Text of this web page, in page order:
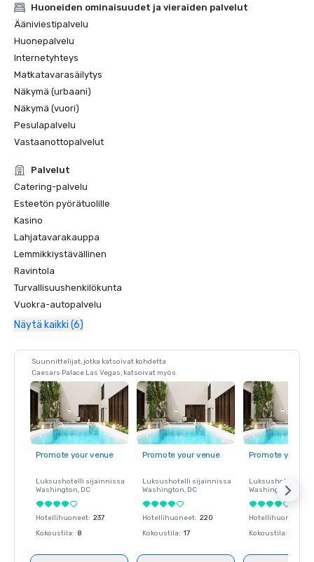
Huoneiden ominaisuudet ja vieraiden palvelut
Ääniviestipalvelu
Huonepalvelu
Internetyhteys
Matkatavarasäilytys
Näkymä (urbaani)
Näkymä (vuori)
Pesulapalvelu
Vastaanottopalvelut
Palvelut
Catering-palvelu
Esteetön pyörätuolille
Kasino
Lahjatavarakauppa
Lemmikkiystävällinen
Ravintola
Turvallisuushenkilökunta
Vuokra-autopalvelu
Näytä kaikki (6)
Suunnittelijat, jotka katsoivat kohdetta
Caesars Palace Las Vegas, katsoivat myös
Promote your venue
Luksushotelli sijainnissa
Washington, DC
Hotellihuoneet: 237
Kokoustila: 8
Promote your venue
Luksushotelli sijainnissa
Washington, DC
Hotellihuoneet: 220
Kokoustila: 17
Promote your
Luksushotelli
Washington
Hotellihuoneet
Kokoustila: